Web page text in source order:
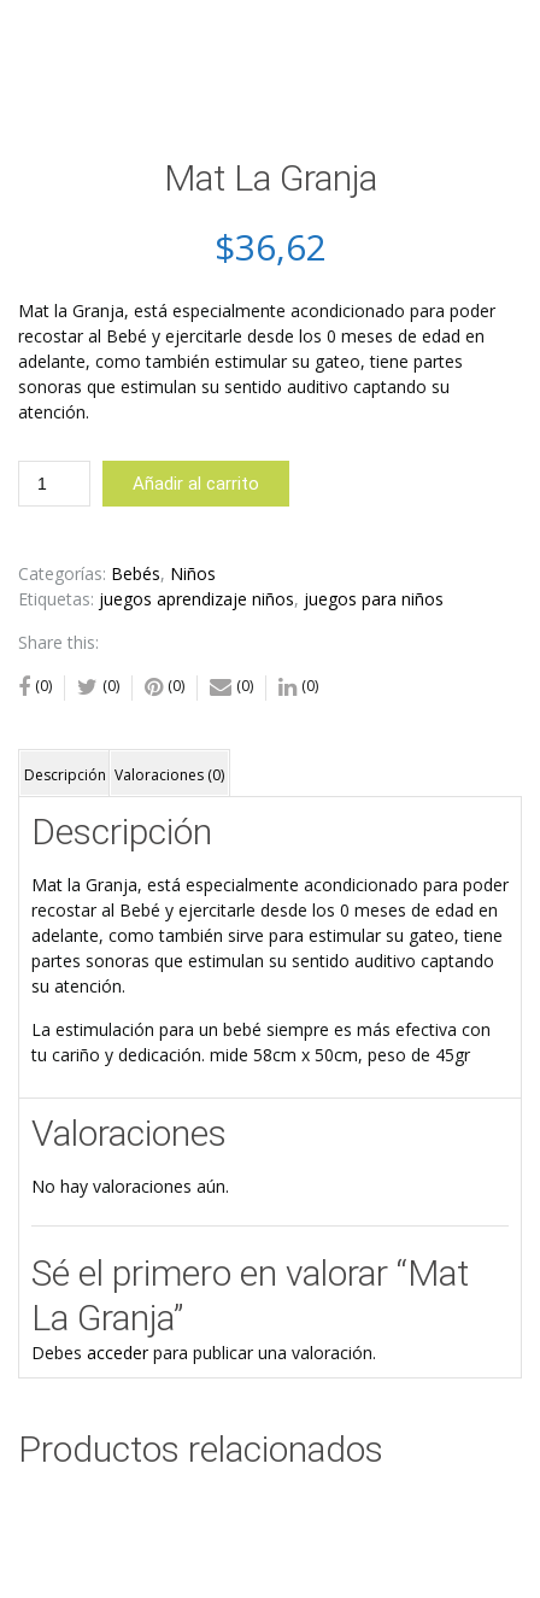
Mat La Granja
$36,62
Mat la Granja, está especialmente acondicionado para poder
recostar al Bebé y ejercitarle desde los 0 meses de edad en
adelante, como también estimular su gateo, tiene partes
sonoras que estimulan su sentido auditivo captando su
atención.
Mat
Añadir al carrito
Categorías: Bebés, Niños
Etiquetas: juegos aprendizaje niños, juegos para niños
Share this:
(0) (0) (0) (0) (0)
Descripción Valoraciones (0)
Descripción
Mat la Granja, está especialmente acondicionado para poder
recostar al Bebé y ejercitarle desde los 0 meses de edad en
adelante, como también sirve para estimular su gateo, tiene
partes sonoras que estimulan su sentido auditivo captando
su atención.
La estimulación para un bebé siempre es más efectiva con
tu cariño y dedicación. mide 58cm x 50cm, peso de 45gr
Valoraciones
No hay valoraciones aún.
Sé el primero en valorar “Mat
La Granja”
Debes accederpara publicar una valoración.
Productos relacionados